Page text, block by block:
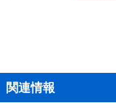
関連情報